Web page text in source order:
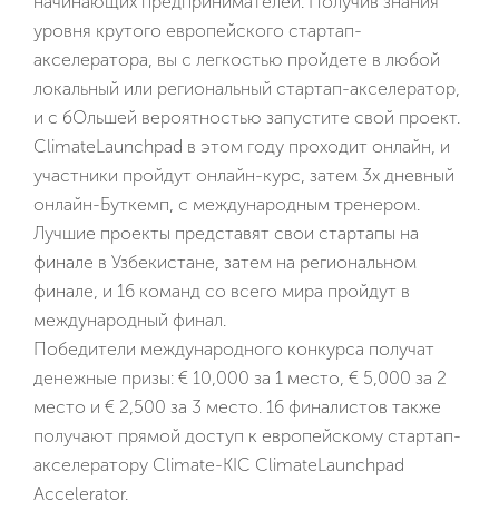
Мы
Программы
ИТ-продукты
Impact
Мероприятия
Новости
ru
en
uz
уровня крутого европейского стартап-
акселератора, вы с легкостью пройдете в любой
локальный или региональный стартап-акселератор,
и с бОльшей вероятностью запустите свой проект.
ClimateLaunchpad в этом году проходит онлайн, и
участники пройдут онлайн-курс, затем 3х дневный
онлайн-Буткемп, с международным тренером.
Лучшие проекты представят свои стартапы на
финале в Узбекистане, затем на региональном
финале, и 16 команд со всего мира пройдут в
международный финал.
Победители международного конкурса получат
денежные призы: € 10,000 за 1 место, € 5,000 за 2
место и € 2,500 за 3 место. 16 финалистов также
получают прямой доступ к европейскому стартап-
акселератору Climate-KIC ClimateLaunchpad
Accelerator.